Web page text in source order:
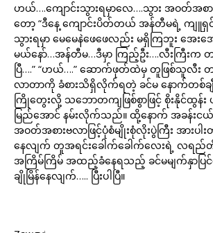
ဟယ်….ကျောင်းသွားရမှာလေ….သွား အဝတ်အစား
တော့ “ဒီနေ့ ကျောင်းပိတ်တယ် အန်တီမရဲ့ ကျူ
သွားရမှာ မေမေနဲဖေဖေလည်း မရှိကြဘူး အေး
မယ်နော်…အန်တီမ…ဒီမှာ ကြည့်ဦး….လီးကြီးက
ပြီ….” “ဟယ်….” ဆောက်ဖုတ်ထဲမှ တူဖြစ်သူလီး
လာတာကို ခံစားသိရှိလိုက်ရတဲ့ ခင်မ နောက်တစ်ခ
ကြိုတွေးလို့ သဘောတကျဖြစ်စွာဖြင့် စိုးနိုင်ထွန်
မြည်အောင် နမ်းလိုက်သည်။ ထို့နောက် အခန်းင
အဝတ်အစားဗလာဖြင့်ပုံစံမျိုးစုံလိုးပွဲကြီး အားပါး
နေလျက် တူအရင်းခေါက်ခေါက်လေးရဲ့ လရ
အကြိမ်ကြိမ် အထည့်ခံနေရသည့် ခင်မမျက်နှာ
ချိုမြိန်နေလျက်….. ပြီးပါပြီ။